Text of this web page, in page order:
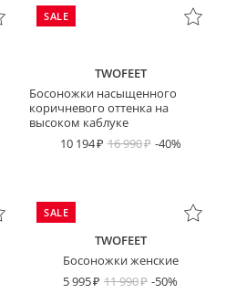
SALE
TWOFEET
Босоножки насыщенного
коричневого оттенка на
высоком каблуке
10 194
16 990 -40%
SALE
TWOFEET
Босоножки женские
5 995
11 990 -50%